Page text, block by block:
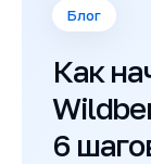
Блог
Как
6